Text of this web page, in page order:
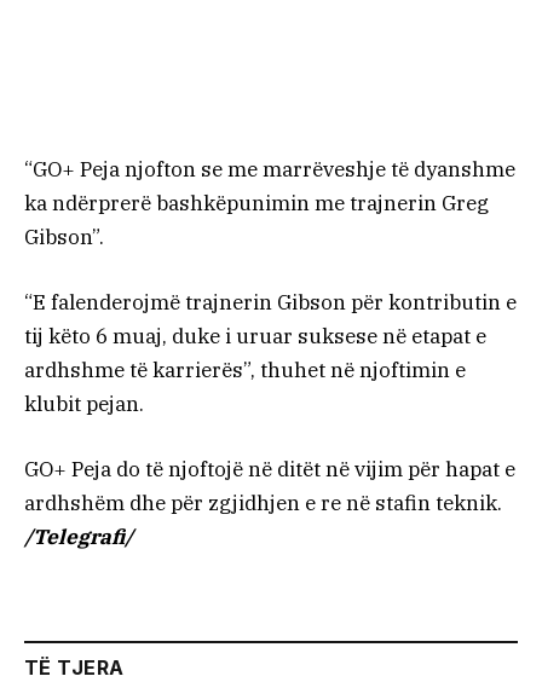
“GO+ Peja njofton se me marrëveshje të dyanshme
ka ndërprerë bashkëpunimin me trajnerin Greg
Gibson”.
“E falenderojmë trajnerin Gibson për kontributin e
tij këto 6 muaj, duke i uruar suksese në etapat e
ardhshme të karrierës”, thuhet në njoftimin e
klubit pejan.
GO+ Peja do të njoftojë në ditët në vijim për hapat e
ardhshëm dhe për zgjidhjen e re në stafin teknik.
/Telegrafi/
TË TJERA